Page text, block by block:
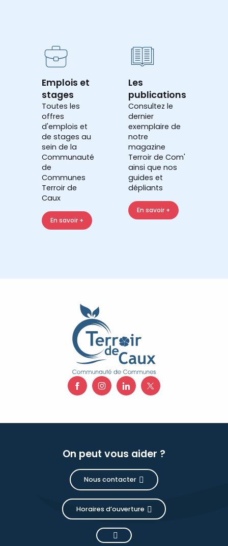
Emplois et
stages
Toutes les
offres
d'emplois et
de stages au
sein de la
Communauté
de
Communes
Terroir de
Caux
En savoir +
Les
publications
Consultez le
dernier
exemplaire de
notre
magazine
Terroir de Com'
ainsi que nos
guides et
dépliants
En savoir +
On peut vous aider ?
Nous contacter
Horaires d’ouverture